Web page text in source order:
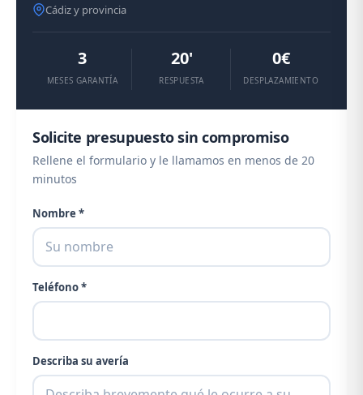
Cádiz y provincia
3
MESES GARANTÍA
20'
RESPUESTA
0€
DESPLAZAMIENTO
Solicite presupuesto sin compromiso
Rellene el formulario y le llamamos en menos de 20
minutos
Nombre *
Teléfono *
Describa su avería